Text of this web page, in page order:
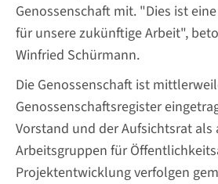
Genossenschaft mit. "Dies ist
für unsere zukünftige Arbeit",
Winfried Schürmann.
Die Genossenschaft ist
Genossenschaftsregister
Vorstand und der Aufsichtsrat als
Arbeitsgruppen für
Projektentwicklung verfolgen